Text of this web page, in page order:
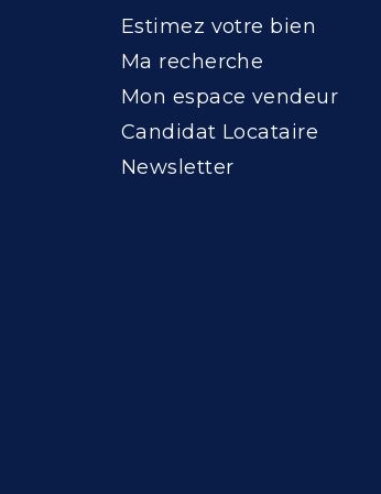
Estimez votre bien
Ma recherche
Mon espace vendeur
Candidat Locataire
Newsletter